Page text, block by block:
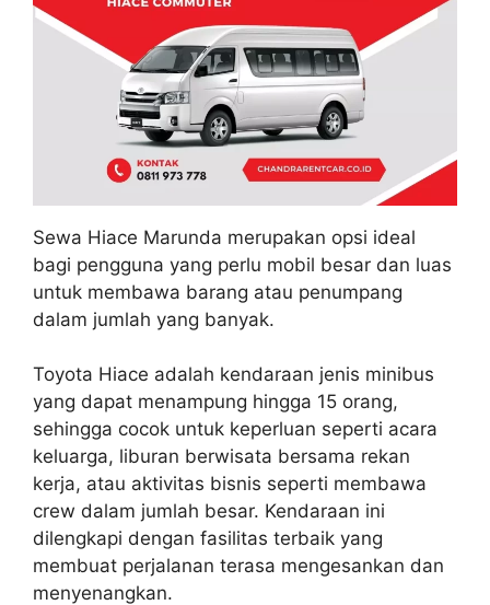
Sewa Hiace Marunda merupakan opsi ideal
bagi pengguna yang perlu mobil besar dan luas
untuk membawa barang atau penumpang
dalam jumlah yang banyak.
Toyota Hiace adalah kendaraan jenis minibus
yang dapat menampung hingga 15 orang,
sehingga cocok untuk keperluan seperti acara
keluarga, liburan berwisata bersama rekan
kerja, atau aktivitas bisnis seperti membawa
crew dalam jumlah besar. Kendaraan ini
dilengkapi dengan fasilitas terbaik yang
membuat perjalanan terasa mengesankan dan
menyenangkan.